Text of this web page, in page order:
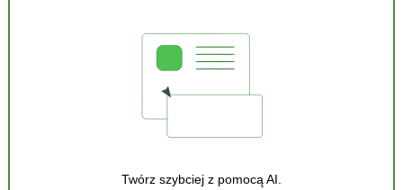
Twórz szybciej z pomocą AI.